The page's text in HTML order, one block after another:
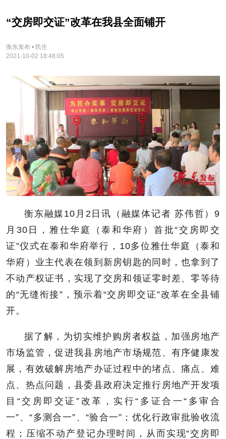
“交房即交证”改革在我县全面铺开
衡东发布 • 民生
2021-10-02 18:48:05
衡东融媒10月2日讯（融媒体记者 苏伟哲）9
月30日，雅仕华庭（泰和华府）首批“交房即交
证”仪式在泰和华府举行，10多位雅仕华庭（泰和
华府）业主代表在领到新房钥匙的同时，也拿到了
不动产权证书，实现了交房和领证零时差、零等待
的“无缝衔接”，预示着“交房即交证”改革在全县铺
开。
据了解，为切实维护购房者权益，加强房地产
市场监管，促进我县房地产市场规范、有序健康发
展，有效破解房地产办证过程中的堵点、痛点、难
点、热点问题，县委县政府决定推行房地产开发项
目“交房即交证”改革，实行“多证合一“多审合
一”、“多测合一”、“验合一”；优化行政审批验收流
程；压缩不动产登记办理时间，从而实现“交房即